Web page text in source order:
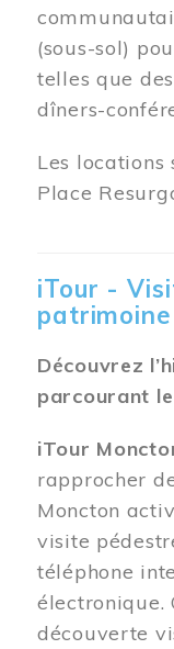
(sous-sol)
telles que
dîners-
Les locations
Place
iTour -
Découvrez
parcourant
iTour
rapprocher
Moncton
visite
téléphone
électronique.
découverte